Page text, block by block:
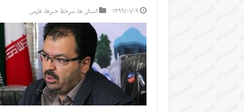
۱۳۹۹/۰۱/۰۹ استان ها,سرخط خبرها, فارس